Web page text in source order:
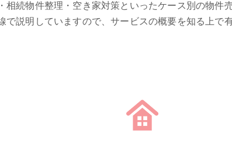
相続物件整理・空き家対策といったケース別の物件
説明していますので、サービスの概要を知る上で